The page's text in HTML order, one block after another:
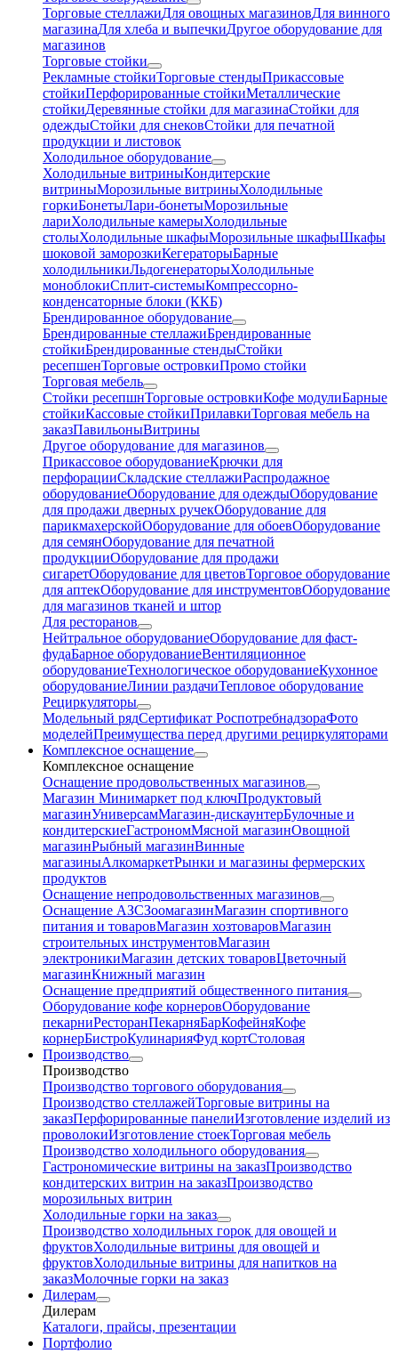
Торговые стеллажиДля овощных магазиновДля винного
магазинаДля хлеба и выпечкиДругое оборудование для
магазинов
Торговые стойки
Рекламные стойкиТорговые стендыПрикассовые
стойкиПерфорированные стойкиМеталлические
стойкиДеревянные стойки для магазинаСтойки для
одеждыСтойки для снековСтойки для печатной
продукции и листовок
Холодильное оборудование
Холодильные витриныКондитерские
витриныМорозильные витриныХолодильные
горкиБонетыЛари-бонетыМорозильные
лариХолодильные камерыХолодильные
столыХолодильные шкафыМорозильные шкафыШкафы
шоковой заморозкиКегераторыБарные
холодильникиЛьдогенераторыХолодильные
моноблокиСплит-системыКомпрессорно-
конденсаторные блоки (ККБ)
Брендированное оборудование
Брендированные стеллажиБрендированные
стойкиБрендированные стендыСтойки
ресепшенТорговые островкиПромо стойки
Торговая мебель
Стойки ресепшнТорговые островкиКофе модулиБарные
стойкиКассовые стойкиПрилавкиТорговая мебель на
заказПавильоныВитрины
Другое оборудование для магазинов
Прикассовое оборудованиеКрючки для
перфорацииСкладские стеллажиРаспродажное
оборудованиеОборудование для одеждыОборудование
для продажи дверных ручекОборудование для
парикмахерскойОборудование для обоевОборудование
для семянОборудование для печатной
продукцииОборудование для продажи
сигаретОборудование для цветовТорговое оборудование
для аптекОборудование для инструментовОборудование
для магазинов тканей и штор
Для ресторанов
Нейтральное оборудованиеОборудование для фаст-
фудаБарное оборудованиеВентиляционное
оборудованиеТехнологическое оборудованиеКухонное
оборудованиеЛинии раздачиТепловое оборудование
Рециркуляторы
Модельный рядСертификат РоспотребнадзораФото
моделейПреимущества перед другими рециркуляторами
Комплексное оснащение
Комплексное оснащение
Оснащение продовольственных магазинов
Магазин Минимаркет под ключПродуктовый
магазинУниверсамМагазин-дискаунтерБулочные и
кондитерскиеГастрономМясной магазинОвощной
магазинРыбный магазинВинные
магазиныАлкомаркетРынки и магазины фермерских
продуктов
Оснащение непродовольственных магазинов
Оснащение АЗСЗоомагазинМагазин спортивного
питания и товаровМагазин хозтоваровМагазин
строительных инструментовМагазин
электроникиМагазин детских товаровЦветочный
магазинКнижный магазин
Оснащение предприятий общественного питания
Оборудование кофе корнеровОборудование
пекарниРесторанПекарняБарКофейняКофе
корнерБистроКулинарияФуд кортСтоловая
Производство
Производство
Производство торгового оборудования
Производство стеллажейТорговые витрины на
заказПерфорированные панелиИзготовление изделий из
проволокиИзготовление стоекТорговая мебель
Производство холодильного оборудования
Гастрономические витрины на заказПроизводство
кондитерских витрин на заказПроизводство
морозильных витрин
Холодильные горки на заказ
Производство холодильных горок для овощей и
фруктовХолодильные витрины для овощей и
фруктовХолодильные витрины для напитков на
заказМолочные горки на заказ
Дилерам
Дилерам
Каталоги, прайсы, презентации
Портфолио